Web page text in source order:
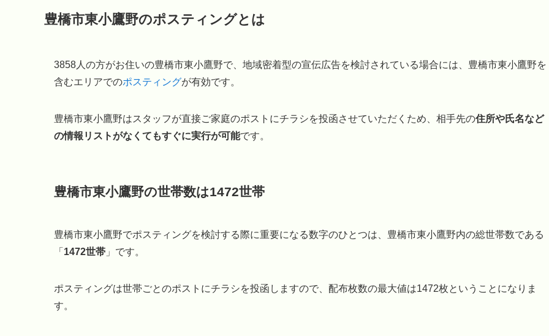
豊橋市東小鷹野のポスティングとは
3858人の方がお住いの豊橋市東小鷹野で、地域密着型の宣伝広告を検討されている場合には、豊橋市東小鷹野を
含むエリアでのポスティングが有効です。
豊橋市東小鷹野はスタッフが直接ご家庭のポストにチラシを投函させていただくため、相手先の住所や氏名など
の情報リストがなくてもすぐに実行が可能です。
豊橋市東小鷹野の世帯数は1472世帯
豊橋市東小鷹野でポスティングを検討する際に重要になる数字のひとつは、豊橋市東小鷹野内の総世帯数である
「 1472世帯 」です。
ポスティングは世帯ごとのポストにチラシを投函しますので、配布枚数の最大値は1472枚ということになりま
す。